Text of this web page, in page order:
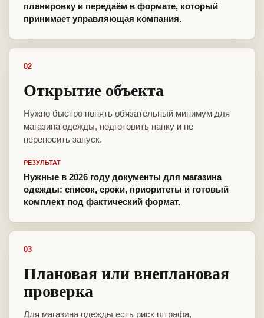
планировку и передаём в формате, который
принимает управляющая компания.
02
Открытие объекта
Нужно быстро понять обязательный минимум для
магазина одежды, подготовить папку и не
переносить запуск.
РЕЗУЛЬТАТ
Нужные в 2026 году документы для магазина
одежды: список, сроки, приоритеты и готовый
комплект под фактический формат.
03
Плановая или внеплановая
проверка
Для магазина одежды есть риск штрафа,